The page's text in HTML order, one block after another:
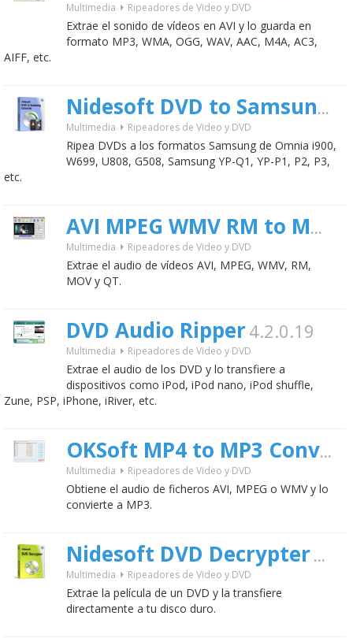
Multimedia Ripeadores de Video y DVD
Extrae el sonido de vídeos en AVI y lo guarda en
formato MP3, WMA, OGG, WAV, AAC, M4A, AC3,
AIFF, etc.
Nidesoft DVD to Samsung Converter
Multimedia Ripeadores de Video y DVD
Ripea DVDs a los formatos Samsung de Omnia i900,
W699, U808, G508, Samsung YP-Q1, YP-P1, P2, P3,
etc.
AVI MPEG WMV RM to MP3 Converter
Multimedia Ripeadores de Video y DVD
Extrae el audio de vídeos AVI, MPEG, WMV, RM,
MOV y QT.
DVD Audio Ripper4.2.0.19
Multimedia Ripeadores de Video y DVD
Extrae el audio de los DVD y lo transfiere a
dispositivos como iPod, iPod nano, iPod shuffle,
Zune, PSP, iPhone, iRiver, etc.
OKSoft MP4 to MP3 Converter
Multimedia Ripeadores de Video y DVD
Obtiene el audio de ficheros AVI, MPEG o WMV y lo
convierte a MP3.
Nidesoft DVD Decrypter5.6
Multimedia Ripeadores de Video y DVD
Extrae la película de un DVD y la transfiere
directamente a tu disco duro.